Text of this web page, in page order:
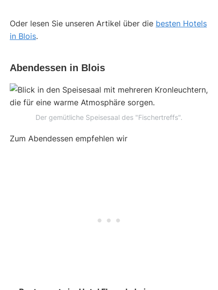
Oder lesen Sie unseren Artikel über die besten Hotels
in Blois.
Abendessen in Blois
Der gemütliche Speisesaal des "Fischertreffs".
Zum Abendessen empfehlen wir